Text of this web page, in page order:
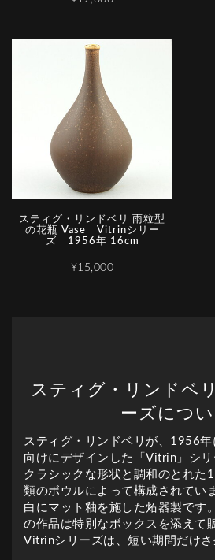
スティグ・リンドベリ 雨粒型
の花瓶 Vase Vitrinシリー
ズ 1956年 16cm
¥15,000
スティグ・リンドベ
ーズにつ
スティグ・リンドベリが、1956
向けにデザインした「Vitrin」シリ
クラシックな形状と調和のとれた
類のボウルによって構成されてい
白にマット釉を施した炻器製です
の作品は特別なボックスを添えて
Vitrinシリーズは、短い期間だけ